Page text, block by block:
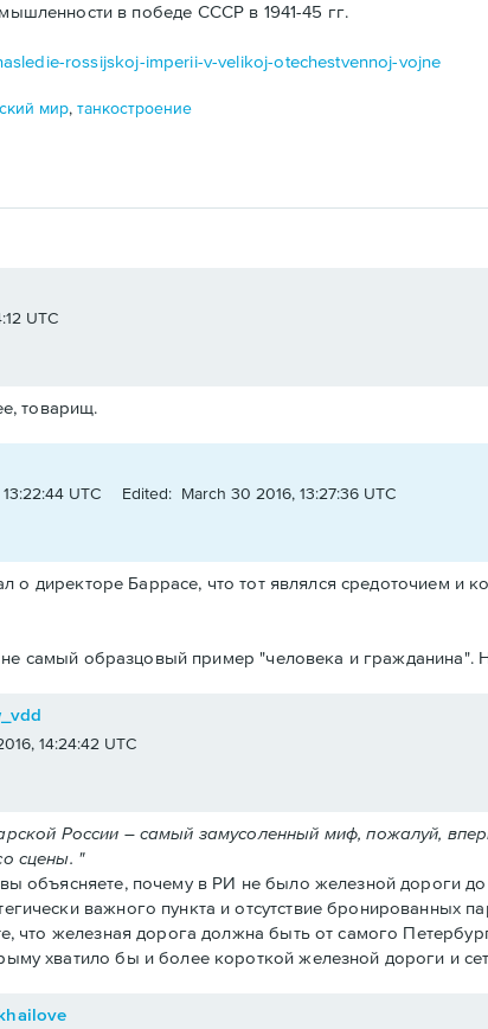
в победе СССР в 1941-45 гг.
rossijskoj-imperii-v-velikoj-otechestvennoj-vojne
мир,танкостроение
UTC
товарищ.
UTC Edited: March 30 2016, 13:27:36 UTC
о директоре Баррасе, что тот являлся средоточием и
самый образцовый пример "человека и гражданина".
14:24:42 UTC
России – самый замусоленный миф, пожалуй,
сцены. "
объясняете, почему в РИ не было железной дороги
важного пункта и отсутствие бронированных
что железная дорога должна быть от самого
хватило бы и более короткой железной дороги и